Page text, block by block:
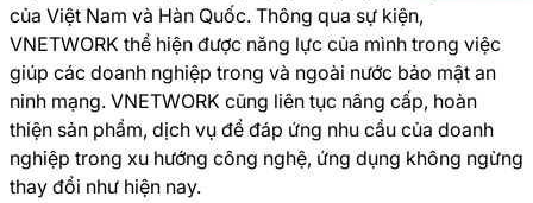
của Việt Nam và Hàn Quốc. Thông qua sự kiện,
VNETWORK thể hiện được năng lực của mình trong việc
giúp các doanh nghiệp trong và ngoài nước bảo mật an
ninh mạng. VNETWORK cũng liên tục nâng cấp, hoàn
thiện sản phẩm, dịch vụ để đáp ứng nhu cầu của doanh
nghiệp trong xu hướng công nghệ, ứng dụng không ngừng
thay đổi như hiện nay.